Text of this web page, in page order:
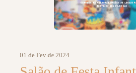
01 de Fev de 2024